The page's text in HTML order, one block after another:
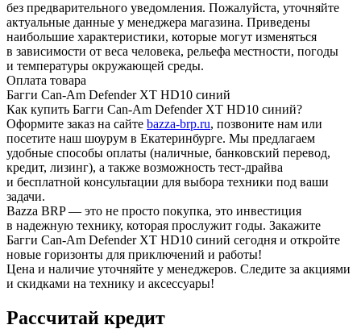
без предварительного уведомления. Пожалуйста, уточняйте
актуальные данные у менеджера магазина. Приведены
наибольшие характеристики, которые могут изменяться
в зависимости от веса человека, рельефа местности, погоды
и температуры окружающей среды.
Оплата товара
Багги Can-Am Defender XT HD10 синий
Как купить Багги Can-Am Defender XT HD10 синий?
Оформите заказ на сайте bazza-brp.ru, позвоните нам или
посетите наш шоурум в Екатеринбурге. Мы предлагаем
удобные способы оплаты (наличные, банковский перевод,
кредит, лизинг), а также возможность тест-драйва
и бесплатной консультации для выбора техники под ваши
задачи.
Bazza BRP — это не просто покупка, это инвестиция
в надежную технику, которая прослужит годы. Закажите
Багги Can-Am Defender XT HD10 синий сегодня и откройте
новые горизонты для приключений и работы!
Цена и наличие уточняйте у менеджеров. Следите за акциями
и скидками на технику и аксессуары!
Рассчитай кредит